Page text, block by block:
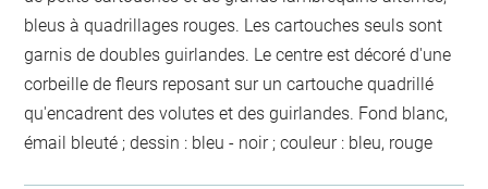
bleus à quadrillages rouges. Les cartouches seuls sont
garnis de doubles guirlandes. Le centre est décoré d'une
corbeille de fleurs reposant sur un cartouche quadrillé
qu'encadrent des volutes et des guirlandes. Fond blanc,
émail bleuté ; dessin : bleu - noir ; couleur : bleu, rouge